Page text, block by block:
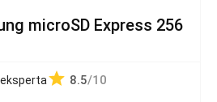
microSD Express 256
8.5/10